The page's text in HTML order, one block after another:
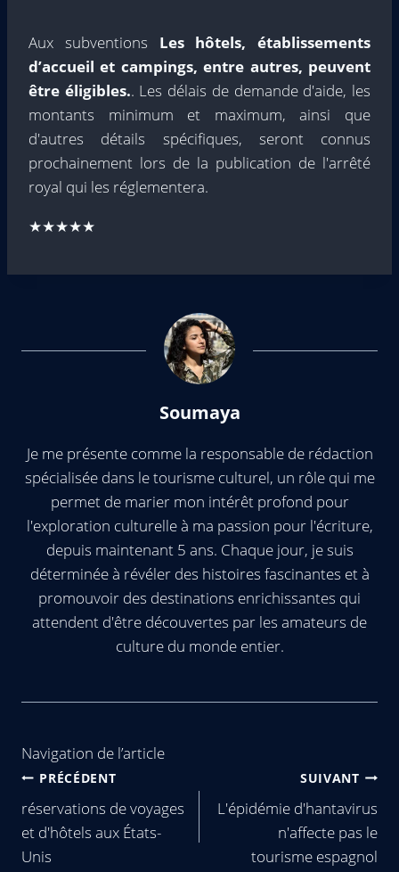
Aux subventions Les hôtels, établissements
d’accueil et campings, entre autres, peuvent
être éligibles.. Les délais de demande d'aide, les
montants minimum et maximum, ainsi que
d'autres détails spécifiques, seront connus
prochainement lors de la publication de l'arrêté
royal qui les réglementera.
★★★★★
Soumaya
Je me présente comme la responsable de rédaction
spécialisée dans le tourisme culturel, un rôle qui me
permet de marier mon intérêt profond pour
l'exploration culturelle à ma passion pour l'écriture,
depuis maintenant 5 ans. Chaque jour, je suis
déterminée à révéler des histoires fascinantes et à
promouvoir des destinations enrichissantes qui
attendent d'être découvertes par les amateurs de
culture du monde entier.
Navigation de l’article
PRÉCÉDENT
réservations de voyages
et d'hôtels aux États-
Unis
SUIVANT
L'épidémie d'hantavirus
n'affecte pas le
tourisme espagnol